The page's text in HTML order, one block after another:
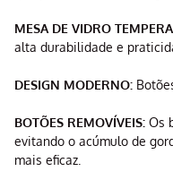
MESA DE VIDRO
alta durabilidade e
DESIGN MODERNO:
BOTÕES REMOVÍVEIS: Os
evitando o acúmulo de
mais eficaz.